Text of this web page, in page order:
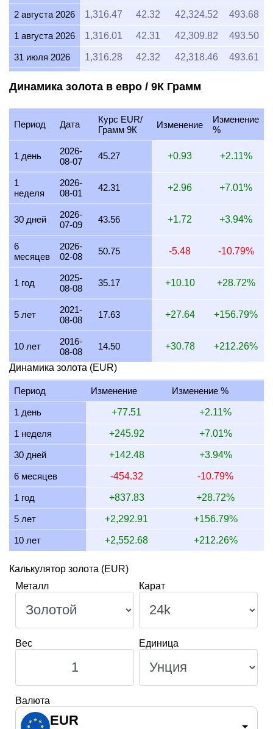
2 августа 2026 1,316.47 42.32 42,324.52 493.68
1 августа 2026 1,316.01 42.31 42,309.82 493.50
31 июля 2026 1,316.28 42.32 42,318.46 493.61
28 июля 2026 1,327.64 42.68 42,683.69 497.87
27 июля 2026 1,345.90 43.27 43,270.62 504.71
26 июля 2026
25 июля 2026 1,334.52 42,904.87 500.45
24 июля 2026 1,340.77 43.11
23 июля 2026
22 июля 2026 1,363.73 43,843.98 511.40
21 июля 2026 1,336.38 42.96
20 июля 2026
19 июля 2026 1,316.80 42,335.11 493.80
18 июля 2026 1,316.80 42.34
17 июля 2026
16 июля 2026 1,306.36 42.00 41,999.60 489.89
15 июля 2026 1,328.63
14 июля 2026 1,334.45
13 июля 2026 1,317.35
12 июля 2026 1,350.73
11 июля 2026 1,351.85
10 июля 2026 1,346.05
Динамика золота в евро / 9К Грамм
Период Дата
Курс EUR/
Грамм 9К
Изменение
Изменение
%
1 день
2026-
08-07
45.27 +0.93 +2.11%
1
неделя
2026-
08-01
42.31 +2.96 +7.01%
30 дней
2026-
07-09
43.56 +1.72 +3.94%
6
месяцев
2026-
02-08
50.75 -5.48 -10.79%
1 год
2025-
08-08
35.17 +10.10 +28.72%
5 лет
2021-
08-08
17.63 +27.64 +156.79%
10 лет
2016-
08-08
14.50 +30.78 +212.26%
Динамика золота (EUR)
Период Изменение Изменение %
1 день +77.51 +2.11%
1 неделя +245.92 +7.01%
30 дней +142.48 +3.94%
6 месяцев -454.32 -10.79%
1 год +837.83 +28.72%
5 лет +2,292.91 +156.79%
10 лет +2,552.68 +212.26%
Калькулятор золота (EUR)
Металл
Карат
Вес Единица
Валюта
EUR